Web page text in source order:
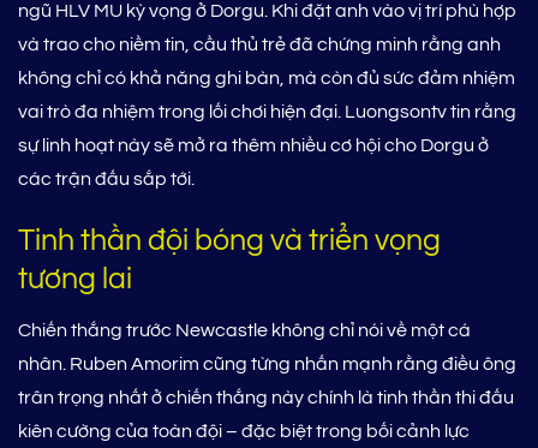
ngũ HLV MU kỳ vọng ở Dorgu. Khi đặt anh vào vị trí phù hợp
và trao cho niềm tin, cầu thủ trẻ đã chứng minh rằng anh
không chỉ có khả năng ghi bàn, mà còn đủ sức đảm nhiệm
vai trò đa nhiệm trong lối chơi hiện đại. Luongsontv tin rằng
sự linh hoạt này sẽ mở ra thêm nhiều cơ hội cho Dorgu ở
các trận đấu sắp tới.
Tinh thần đội bóng và triển vọng
tương lai
Chiến thắng trước Newcastle không chỉ nói về một cá
nhân. Ruben Amorim cũng từng nhấn mạnh rằng điều ông
trân trọng nhất ở chiến thắng này chính là tinh thần thi đấu
kiên cường của toàn đội – đặc biệt trong bối cảnh lực